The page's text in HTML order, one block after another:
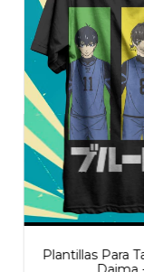
Plantillas Para